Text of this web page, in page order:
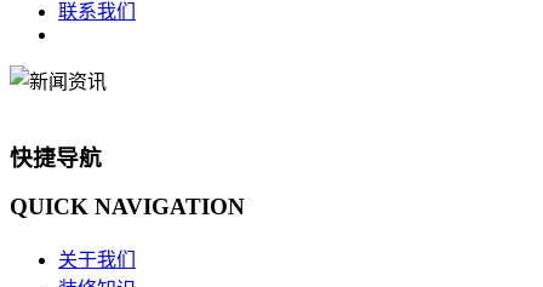
联系我们
快捷导航
QUICK NAVIGATION
关于我们